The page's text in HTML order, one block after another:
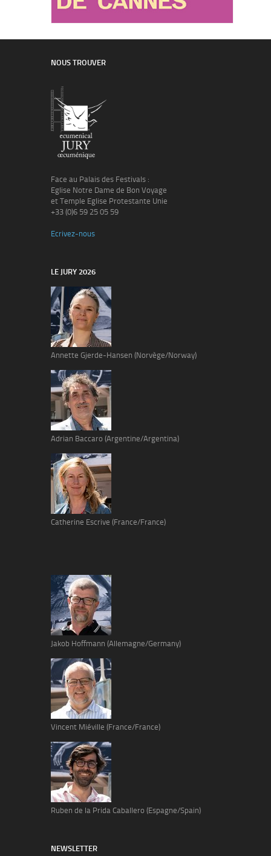
NOUS TROUVER
Face au Palais des Festivals :
Eglise Notre Dame de Bon Voyage
et Temple Eglise Protestante Unie
+33 (0)6 59 25 05 59
Ecrivez-nous
LE JURY 2026
Annette Gjerde-Hansen (Norvège/Norway)
Adrian Baccaro (Argentine/Argentina)
Catherine Escrive (France/France)
Jakob Hoffmann (Allemagne/Germany)
Vincent Miéville (France/France)
Ruben de la Prida Caballero (Espagne/Spain)
NEWSLETTER